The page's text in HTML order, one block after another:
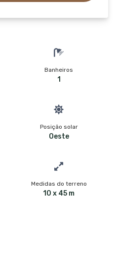
Banheiros
1
Posição solar
Oeste
Medidas do terreno
10 x 45 m